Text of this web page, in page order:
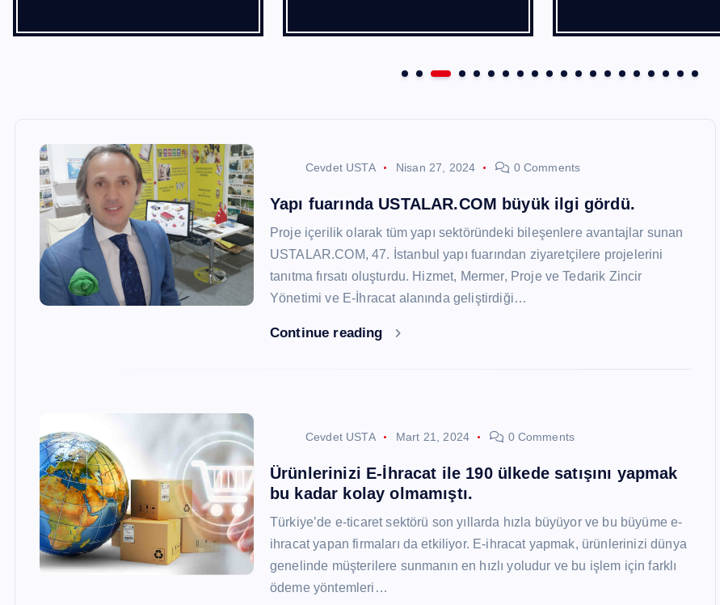
Cevdet USTA Nisan 27, 2024 0 Comments
Yapı fuarında USTALAR.COM büyük ilgi gördü.
Proje içerilik olarak tüm yapı sektöründeki bileşenlere avantajlar sunan
USTALAR.COM, 47. İstanbul yapı fuarından ziyaretçilere projelerini
tanıtma fırsatı oluşturdu. Hizmet, Mermer, Proje ve Tedarik Zincir
Yönetimi ve E-İhracat alanında geliştirdiği…
Continue reading
Cevdet USTA Mart 21, 2024 0 Comments
Ürünlerinizi E-İhracat ile 190 ülkede satışını yapmak
bu kadar kolay olmamıştı.
Türkiye’de e-ticaret sektörü son yıllarda hızla büyüyor ve bu büyüme e-
ihracat yapan firmaları da etkiliyor. E-ihracat yapmak, ürünlerinizi dünya
genelinde müşterilere sunmanın en hızlı yoludur ve bu işlem için farklı
ödeme yöntemleri…